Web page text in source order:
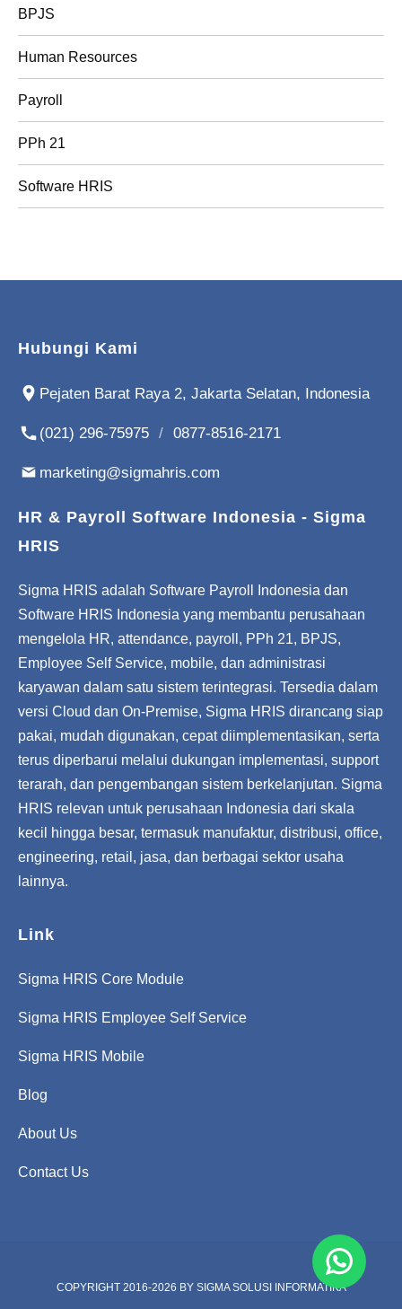
BPJS
Human Resources
Payroll
PPh 21
Software HRIS
Hubungi Kami
Pejaten Barat Raya 2, Jakarta Selatan, Indonesia
(021) 296-75975 / 0877-8516-2171
marketing@sigmahris.com
HR & Payroll Software Indonesia - Sigma
HRIS
Sigma HRIS adalah Software Payroll Indonesia dan
Software HRIS Indonesia yang membantu perusahaan
mengelola HR, attendance, payroll, PPh 21, BPJS,
Employee Self Service, mobile, dan administrasi
karyawan dalam satu sistem terintegrasi. Tersedia dalam
versi Cloud dan On-Premise, Sigma HRIS dirancang siap
pakai, mudah digunakan, cepat diimplementasikan, serta
terus diperbarui melalui dukungan implementasi, support
terarah, dan pengembangan sistem berkelanjutan. Sigma
HRIS relevan untuk perusahaan Indonesia dari skala
kecil hingga besar, termasuk manufaktur, distribusi, office,
engineering, retail, jasa, dan berbagai sektor usaha
lainnya.
Link
Sigma HRIS Core Module
Sigma HRIS Employee Self Service
Sigma HRIS Mobile
Blog
About Us
Contact Us
COPYRIGHT 2016-2026 BY SIGMA SOLUSI INFORMATIKA